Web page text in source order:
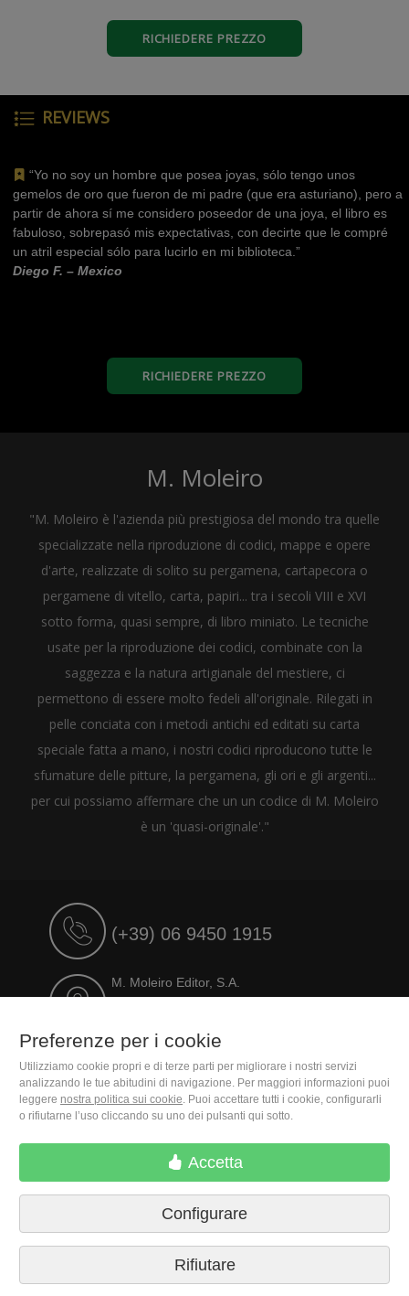
RICHIEDERE PREZZO
REVIEWS
“Yo no soy un hombre que posea joyas, sólo tengo unos
gemelos de oro que fueron de mi padre (que era asturiano), pero a
partir de ahora sí me considero poseedor de una joya, el libro es
fabuloso, sobrepasó mis expectativas, con decirte que le compré
un atril especial sólo para lucirlo en mi biblioteca.”
Diego F. – Mexico
RICHIEDERE PREZZO
M. Moleiro
"M. Moleiro è l'azienda più prestigiosa del mondo tra quelle
specializzate nella riproduzione di codici, mappe e opere
d'arte, realizzate di solito su pergamena, cartapecora o
pergamene di vitello, carta, papiri... tra i secoli VIII e XVI
sotto forma, quasi sempre, di libro miniato. Le tecniche
usate per la riproduzione dei codici, combinate con la
saggezza e la natura artigianale del mestiere, ci
permettono di essere molto fedeli all'originale. Rilegati in
pelle conciata con i metodi antichi ed editati su carta
speciale fatta a mano, i nostri codici riproducono tutte le
sfumature delle pitture, la pergamena, gli ori e gli argenti...
per cui possiamo affermare che un un codice di M. Moleiro
è un 'quasi-originale'."
(+39) 06 9450 1915
M. Moleiro Editor, S.A.
Travesera de Gracia, 17
Termini di consegna
Preferenze per i cookie
Informativa sulla Privacy
Contattare
Preferenze per i cookie
Utilizziamo cookie propri e di terze parti per migliorare i nostri servizi
analizzando le tue abitudini di navigazione. Per maggiori informazioni puoi
leggere nostra politica sui cookie. Puoi accettare tutti i cookie, configurarli
o rifiutarne l’uso cliccando su uno dei pulsanti qui sotto.
Accetta
Configurare
Rifiutare